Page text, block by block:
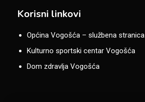
Korisni linkovi
Općina Vogošća – službena stranica
Kulturno sportski centar Vogošća
Dom zdravlja Vogošća